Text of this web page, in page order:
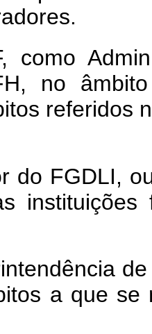
como
no
referidos
do FGDLI,
a que